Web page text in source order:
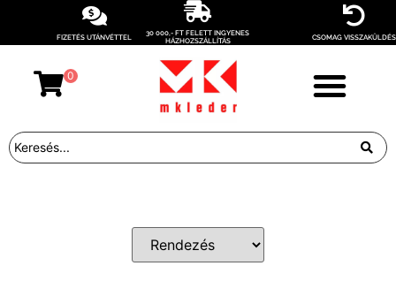
FIZETÉS UTÁNVÉTTEL
30 000,- FT FELETT INGYENES
HÁZHOZSZÁLLÍTÁS
CSOMAG VISSZAKÜLDÉS
0